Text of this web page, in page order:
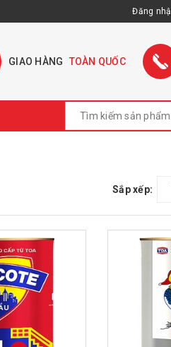
Đăng
GIAO HÀNG TOÀN QUỐC
Sắp xếp: